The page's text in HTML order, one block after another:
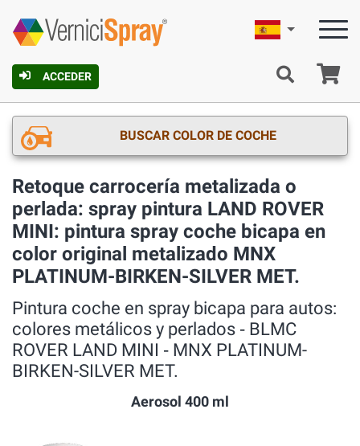
ACCEDER
Español
BUSCAR COLOR DE COCHE
Retoque carrocería metalizada o
perlada: spray pintura LAND ROVER
MINI: pintura spray coche bicapa en
color original metalizado MNX
PLATINUM-BIRKEN-SILVER MET.
Pintura coche en spray bicapa para autos:
colores metálicos y perlados ‐ BLMC
ROVER LAND MINI ‐ MNX PLATINUM-
BIRKEN-SILVER MET.
Aerosol 400 ml